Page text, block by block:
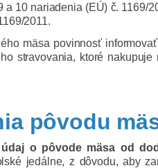
10 nariadenia (EÚ) č. 1169/
2011.
mäsa povinnosť
stravovania, ktoré
pôvodu
o pôvode mäsa od
jedálne, z dôvodu, aby